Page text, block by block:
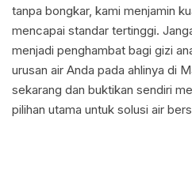
tanpa bongkar, kami menjamin
mencapai standar tertinggi.
menjadi penghambat bagi gizi
urusan air Anda pada ahlinya di
sekarang dan buktikan sendiri
pilihan utama untuk solusi air